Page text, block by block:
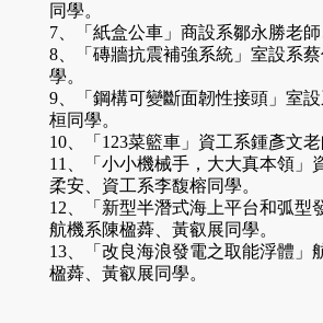
同學。
7、「紙盒公車」商設系鄒永勝老師
8、「磚牆抗震補強系統」室設系
學。
9、「鋼構可變斷面韌性接頭」室
桓同學。
10、「123菜籃車」資工系鍾彥文
11、「小小機械手，大大真本領」
柔安、資工系李馥榕同學。
12、「新型半潛式海上平台和弧型
航機系陳楹蕣、黃叡展同學。
13、「改良海浪發電之取能浮體」
楹蕣、黃叡展同學。